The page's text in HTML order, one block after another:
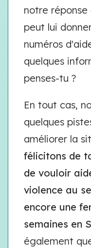
notre
peut lui
numéros
quelques
penses-tu ?
En tout cas,
quelques
améliorer la
félicitons de
de vouloir
violence au
encore une
semaines en
également